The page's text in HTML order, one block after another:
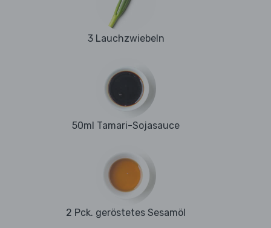
3 Lauchzwiebeln
50ml Tamari-Sojasauce
2 Pck. geröstetes Sesamöl